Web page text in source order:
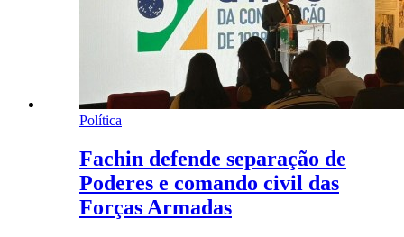
Política
Fachin defende separação de
Poderes e comando civil das
Forças Armadas